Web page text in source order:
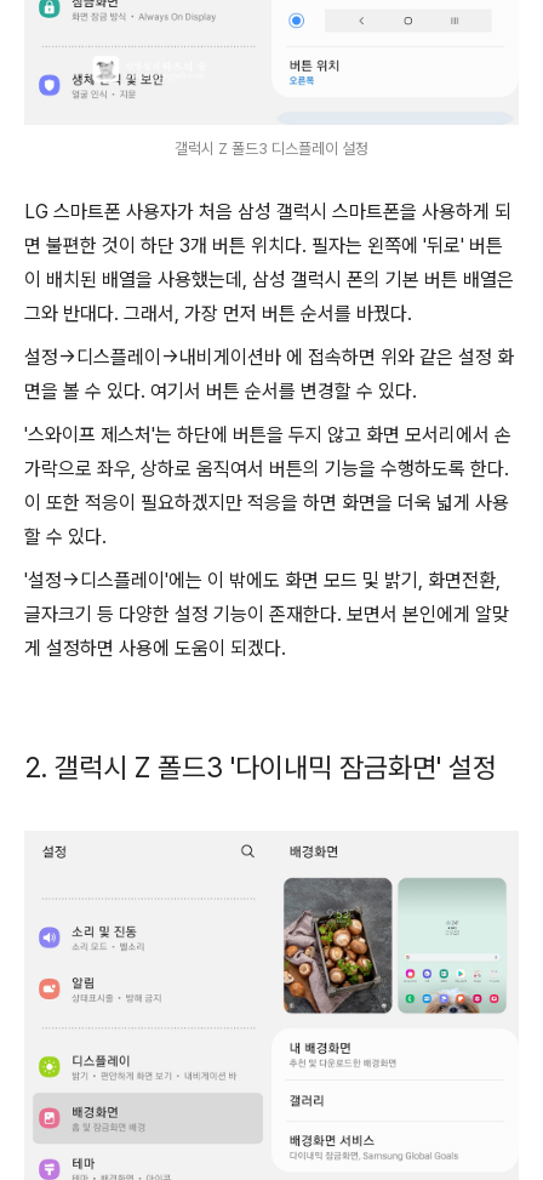
갤럭시 Z 폴드3 디스플레이 설정
LG 스마트폰 사용자가 처음 삼성 갤럭시 스마트폰을 사용하게 되
면 불편한 것이 하단 3개 버튼 위치다. 필자는 왼쪽에 '뒤로' 버튼
이 배치된 배열을 사용했는데, 삼성 갤럭시 폰의 기본 버튼 배열은
그와 반대다. 그래서, 가장 먼저 버튼 순서를 바꿨다.
설정->디스플레이->내비게이션바 에 접속하면 위와 같은 설정 화
면을 볼 수 있다. 여기서 버튼 순서를 변경할 수 있다.
'스와이프 제스처'는 하단에 버튼을 두지 않고 화면 모서리에서 손
가락으로 좌우, 상하로 움직여서 버튼의 기능을 수행하도록 한다.
이 또한 적응이 필요하겠지만 적응을 하면 화면을 더욱 넓게 사용
할 수 있다.
'설정->디스플레이'에는 이 밖에도 화면 모드 및 밝기, 화면전환,
글자크기 등 다양한 설정 기능이 존재한다. 보면서 본인에게 알맞
게 설정하면 사용에 도움이 되겠다.
2. 갤럭시 Z 폴드3 '다이내믹 잠금화면' 설정